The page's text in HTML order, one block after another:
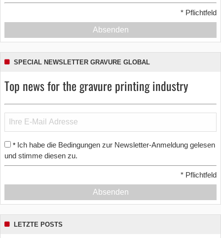
* Pflichtfeld
Absenden
SPECIAL NEWSLETTER GRAVURE GLOBAL
Top news for the gravure printing industry
* Ich habe die Bedingungen zur Newsletter-Anmeldung gelesen
und stimme diesen zu.
* Pflichtfeld
Absenden
LETZTE POSTS